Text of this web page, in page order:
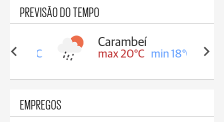
PREVISÃO DO TEMPO
18°C
Carambeí
max 20°C min 18°C
EMPREGOS